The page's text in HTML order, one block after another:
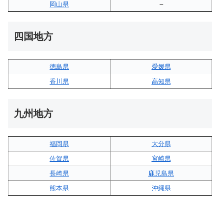
岡山県
–
四国地方
徳島県
愛媛県
香川県
高知県
九州地方
福岡県
大分県
佐賀県
宮崎県
長崎県
鹿児島県
熊本県
沖縄県